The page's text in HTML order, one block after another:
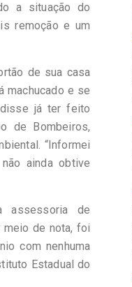
a situação do
remoção e um
de sua casa
machucado e se
disse já ter feito
de Bombeiros,
“Informei
ainda obtive
assessoria de
meio de nota, foi
com nenhuma
Estadual do